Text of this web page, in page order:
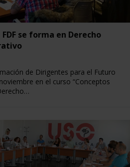
se forma en Derecho
de Dirigentes para el Futuro
en el curso “Conceptos